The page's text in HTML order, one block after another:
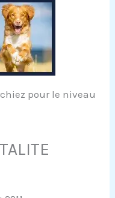
pour le niveau